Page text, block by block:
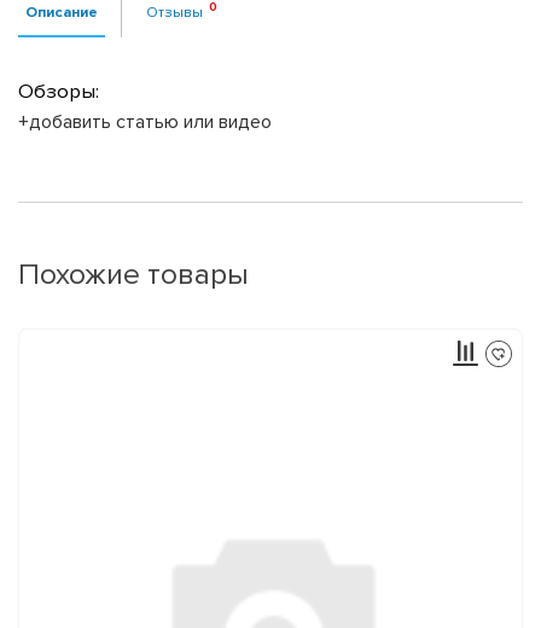
Описание Отзывы
Обзоры:
+добавить статью или видео
Похожие товары